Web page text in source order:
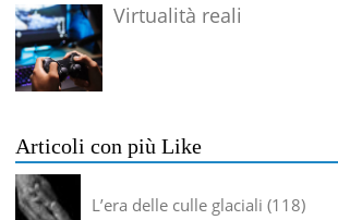
Virtualità reali
Articoli con più Like
L’era delle culle glaciali 118